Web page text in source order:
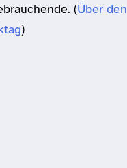
(Über den
)